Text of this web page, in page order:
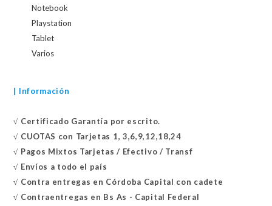
Notebook
Playstation
Tablet
Varios
| Información
√ Certificado Garantía por escrito.
√ CUOTAS con Tarjetas 1, 3,6,9,12,18,24
√ Pagos Mixtos Tarjetas / Efectivo / Transf
√ Envíos a todo el país
√ Contra entregas en Córdoba Capital con cadete
√ Contraentregas en Bs As - Capital Federal